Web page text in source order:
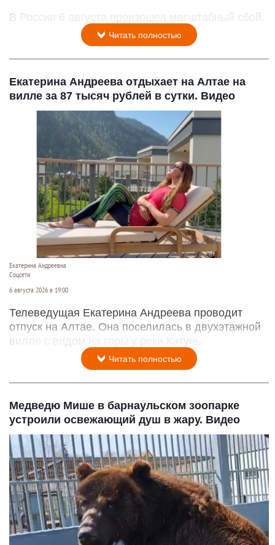
В России 6 августа произошел масштабный сбой.
Читать полностью
Екатерина Андреева отдыхает на Алтае на
вилле за 87 тысяч рублей в сутки. Видео
Екатерина Андреевна
Соцсети
6 августа 2026 в 19:00
Телеведущая Екатерина Андреева проводит
отпуск на Алтае. Она поселилась в двухэтажной
вилле с видом на горы у реки Катунь.
Читать полностью
Медведю Мише в барнаульском зоопарке
устроили освежающий душ в жару. Видео